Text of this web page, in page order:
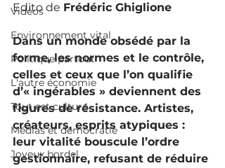
Vidéos
Environnement vital
Politique partout
L'autre économie
Tout est culture
Médias et démocratie
Joyeux bordel
Edito de Frédéric Ghiglione
Dans un monde obsédé par la
forme, les normes et le contrôle,
celles et ceux que l’on qualifie
d’« ingérables » deviennent des
figures de résistance. Artistes,
créateurs, esprits atypiques :
leur vitalité bouscule l’ordre
gestionnaire, refusant de réduire